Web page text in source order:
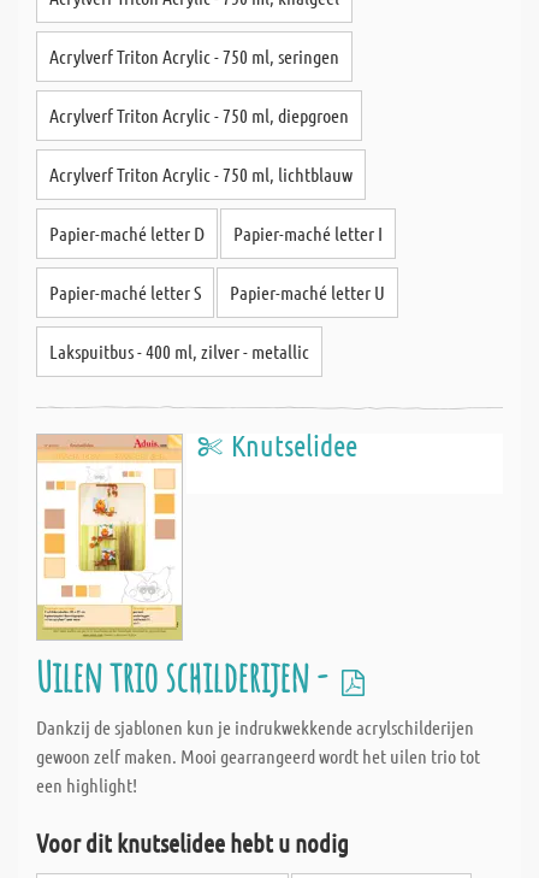
Acrylverf Triton Acrylic - 750 ml, seringen
Acrylverf Triton Acrylic - 750 ml, diepgroen
Acrylverf Triton Acrylic - 750 ml, lichtblauw
Papier-maché letter D Papier-maché letter I
Papier-maché letter S Papier-maché letter U
Lakspuitbus - 400 ml, zilver - metallic
Knutselidee
Uilen trio schilderijen -
Dankzij de sjablonen kun je indrukwekkende acrylschilderijen
gewoon zelf maken. Mooi gearrangeerd wordt het uilen trio tot
een highlight!
Voor dit knutselidee hebt u nodig